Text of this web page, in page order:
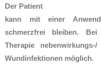
Der Patient
kann mit einer
schmerzfrei bleiben.
Therapie
Wundinfektionen möglich.